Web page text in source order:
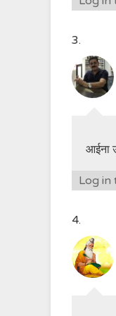
आईना
Log in